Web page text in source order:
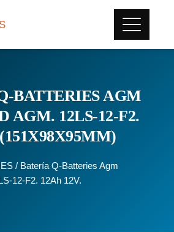
BATTERIES AGM
AGM. 12LS-12-F2.
/ Batería Q-Batteries Agm
12-F2. 12Ah 12V.